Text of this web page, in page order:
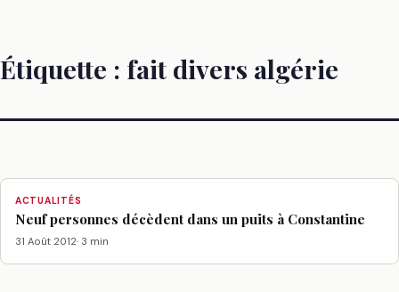
Étiquette : fait divers algérie
ACTUALITÉS
Neuf personnes décèdent dans un puits à Constantine
31 Août 2012· 3 min